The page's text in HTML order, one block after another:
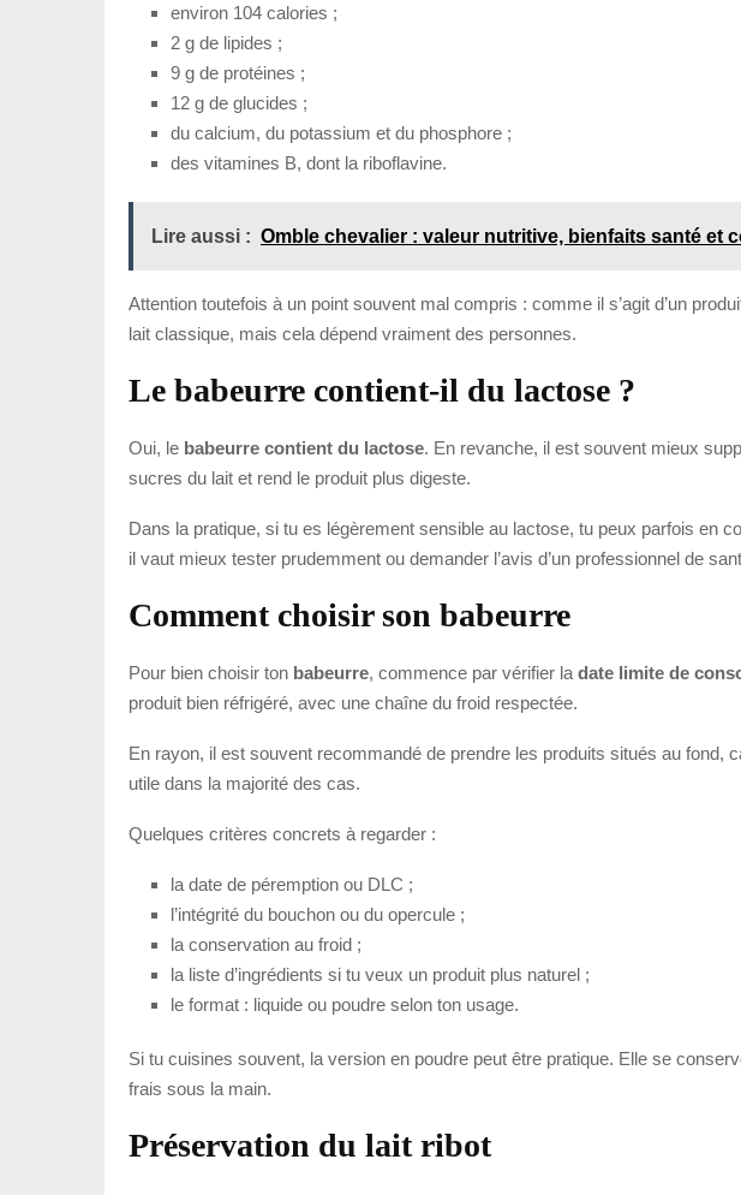
environ 104 calories ;
2 g de lipides ;
9 g de protéines ;
12 g de glucides ;
du calcium, du potassium et du phosphore ;
des vitamines B, dont la riboflavine.
Lire aussi : Omble chevalier : valeur nutritive, bienfaits santé et
Attention toutefois à un point souvent mal compris : comme il s’agit d’un
lait classique, mais cela dépend vraiment des personnes.
Le babeurre contient-il du lactose ?
Oui, le babeurre contient du lactose. En revanche, il est souvent mieux
sucres du lait et rend le produit plus digeste.
Dans la pratique, si tu es légèrement sensible au lactose, tu peux parfois en
il vaut mieux tester prudemment ou demander l’avis d’un professionnel de
Comment choisir son babeurre
Pour bien choisir ton babeurre, commence par vérifier la date limite de
produit bien réfrigéré, avec une chaîne du froid respectée.
En rayon, il est souvent recommandé de prendre les produits situés au fond,
utile dans la majorité des cas.
Quelques critères concrets à regarder :
la date de péremption ou DLC ;
l’intégrité du bouchon ou du opercule ;
la conservation au froid ;
la liste d’ingrédients si tu veux un produit plus naturel ;
le format : liquide ou poudre selon ton usage.
Si tu cuisines souvent, la version en poudre peut être pratique. Elle se
frais sous la main.
Préservation du lait ribot